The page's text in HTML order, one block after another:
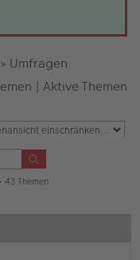
» Umfragen
| Aktive Themen
43 Themen